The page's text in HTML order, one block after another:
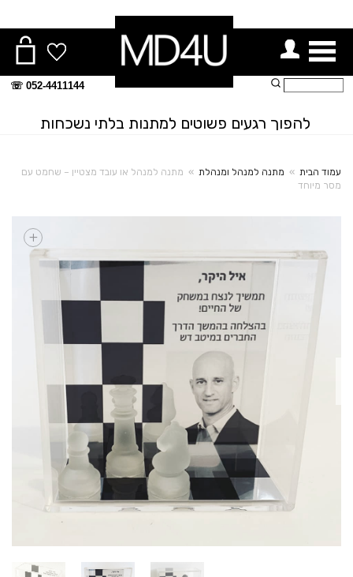
תפריט
052-4411144 ☏
להפוך רגעים פשוטים למתנות בלתי נשכחות
עמוד הבית » מתנה למנהל ומנהלת » מתנה למנהל או עובד מצטיין – שחמט עם
מסר מיוחד
+